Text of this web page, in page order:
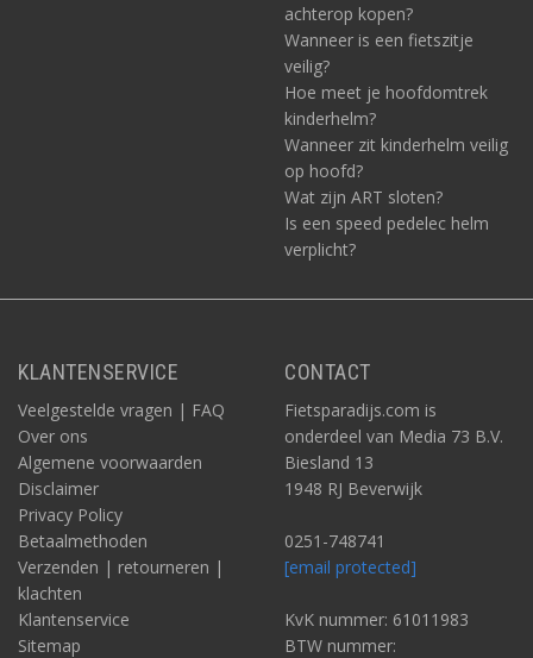
achterop kopen?
Wanneer is een fietszitje
veilig?
Hoe meet je hoofdomtrek
kinderhelm?
Wanneer zit kinderhelm veilig
op hoofd?
Wat zijn ART sloten?
Is een speed pedelec helm
verplicht?
KLANTENSERVICE
Veelgestelde vragen | FAQ
Over ons
Algemene voorwaarden
Disclaimer
Privacy Policy
Betaalmethoden
Verzenden | retourneren |
klachten
Klantenservice
Sitemap
CONTACT
Fietsparadijs.com is
onderdeel van Media 73 B.V.
Biesland 13
1948 RJ Beverwijk
0251-748741
[email protected]
KvK nummer: 61011983
BTW nummer: